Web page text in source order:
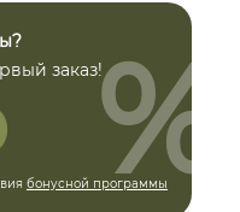
заказ!
бонусной программы
%